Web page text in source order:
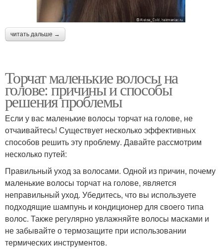
читать дальше →
Торчат маленькие волосы на
голове: причины и способы
решения проблемы
Если у вас маленькие волосы торчат на голове, не
отчаивайтесь! Существует несколько эффективных
способов решить эту проблему. Давайте рассмотрим
несколько путей:
Правильный уход за волосами. Одной из причин, почему
маленькие волосы торчат на голове, является
неправильный уход. Убедитесь, что вы используете
подходящие шампунь и кондиционер для своего типа
волос. Также регулярно увлажняйте волосы масками и
не забывайте о термозащите при использовании
термических инструментов.